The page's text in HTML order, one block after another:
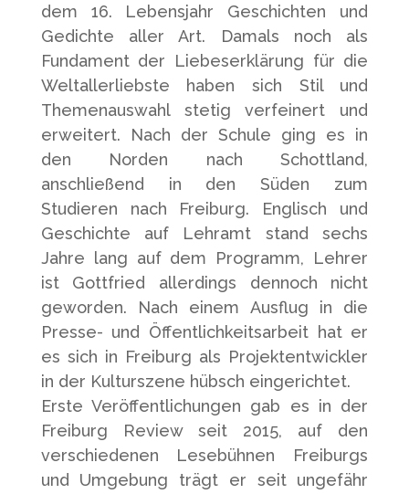
dem 16. Lebensjahr Geschichten und
Gedichte aller Art. Damals noch als
Fundament der Liebeserklärung für die
Weltallerliebste haben sich Stil und
Themenauswahl stetig verfeinert und
erweitert. Nach der Schule ging es in
den Norden nach Schottland,
anschließend in den Süden zum
Studieren nach Freiburg. Englisch und
Geschichte auf Lehramt stand sechs
Jahre lang auf dem Programm, Lehrer
ist Gottfried allerdings dennoch nicht
geworden. Nach einem Ausflug in die
Presse- und Öffentlichkeitsarbeit hat er
es sich in Freiburg als Projektentwickler
in der Kulturszene hübsch eingerichtet.
Erste Veröffentlichungen gab es in der
Freiburg Review seit 2015, auf den
verschiedenen Lesebühnen Freiburgs
und Umgebung trägt er seit ungefähr